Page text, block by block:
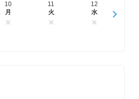
10
月
11
火
12
水